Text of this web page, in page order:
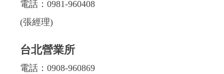
電話： 0981-960408
(張經理)
台北營業所
電話： 0908-960869